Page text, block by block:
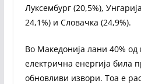
Луксембург (20,5%),
24,1%) и Словачка (24,9%).
Во Македонија лани 40%
електрична енергија била
обновливи извори. Тоа е